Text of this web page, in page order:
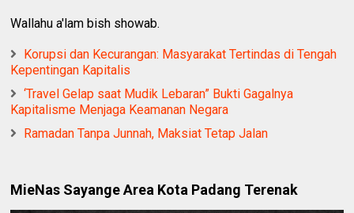
Wallahu a'lam bish showab.
Korupsi dan Kecurangan: Masyarakat Tertindas di Tengah
Kepentingan Kapitalis
‘Travel Gelap saat Mudik Lebaran” Bukti Gagalnya
Kapitalisme Menjaga Keamanan Negara
Ramadan Tanpa Junnah, Maksiat Tetap Jalan
MieNas Sayange Area Kota Padang Terenak